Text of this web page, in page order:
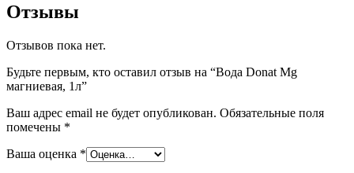
Отзывы
Отзывов пока нет.
Будьте первым, кто оставил отзыв на “Вода Donat Mg
магниевая, 1л”
Ваш адрес email не будет опубликован. Обязательные поля
помечены *
Ваша оценка *